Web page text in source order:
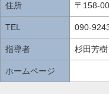
住所 〒158-
TEL 090-
指導者 杉田芳
ホームページ